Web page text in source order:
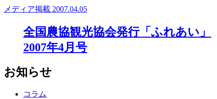
メディア掲載 2007.04.05
全国農協観光協会発行「ふれあい」
2007年4月号
お知らせ
コラム